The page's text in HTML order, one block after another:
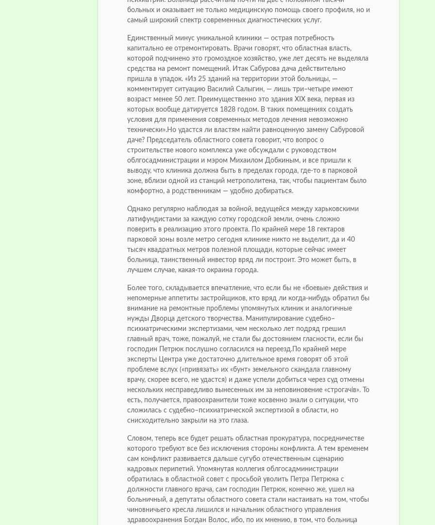
больных и оказывает не только медицинскую помощь своего профиля, но и
самый широкий спектр современных диагностических услуг.
Единственный минус уникальной клиники — острая потребность
капитально ее отремонтировать. Врачи говорят, что областная власть,
которой подчинено это громоздкое хозяйство, уже лет десять не выделяла
средства на ремонт помещений. Итак Сабурова дача действительно
пришла в упадок. «Из 25 зданий на территории этой больницы, —
комментирует ситуацию Василий Салыгин, — лишь три–четыре имеют
возраст менее 50 лет. Преимущественно это здания XIX века, первая из
которых вообще датируется 1828 годом. В таких помещениях создать
условия для применения современных методов лечения невозможно
технически».Но удастся ли властям найти равноценную замену Сабуровой
даче? Председатель областного совета говорит, что вопрос о
строительстве нового комплекса уже обсуждали с руководством
облгосадминистрации и мэром Михаилом Добкиным, и все пришли к
выводу, что клиника должна быть в пределах города, где-то в парковой
зоне, вблизи одной из станций метрополитена, так, чтобы пациентам было
комфортно, а родственникам — удобно добираться.
Однако регулярно наблюдая за войной, ведущейся между харьковскими
латифундистами за каждую сотку городской земли, очень сложно
поверить в реализацию этого проекта. По крайней мере 18 гектаров
парковой зоны возле метро сегодня клинике никто не выделит, да и 40
тысяч квадратных метров полезной площади, которые сейчас имеет
больница, таинственный инвестор вряд ли построит. Это может быть, в
лучшем случае, какая-то окраина города.
Более того, складывается впечатление, что если бы не «боевые» действия и
непомерные аппетиты застройщиков, кто вряд ли когда-нибудь обратил бы
внимание на ремонтные проблемы упомянутых клиник и аналогичные
нужды Дворца детского творчества. Манипулирование судебно–
психиатрическими экспертизами, чем несколько лет подряд грешил
главный врач, тоже, пожалуй, не стали бы достоянием гласности, если бы
господин Петрюк послушно согласился на переезд.По крайней мере
эксперты Центра уже достаточно длительное время говорят об этой
проблеме вслух («привязать» их «бунт» земельного скандала главному
врачу, скорее всего, не удастся) и даже успели добиться через суд отмены
нескольких несправедливо вынесенных им за неповиновение «строгачів». То
есть, получается, правоохранители тоже косвенно знали о ситуации, что
сложилась с судебно–психиатрической экспертизой в области, но
снисходительно закрыли на это глаза.
Словом, теперь все будет решать областная прокуратура, посредничестве
которого требуют все без исключения стороны конфликта. А тем временем
сам конфликт развивается дальше сугубо отечественным сценарию
кадровых перипетий. Упомянутая коллегия облгосадминистрации
обратилась в областной совет с просьбой уволить Петра Петрюка с
должности главного врача, сам господин Петрюк, конечно же, ушел на
больничный, а депутаты областного совета стали настаивать на том, чтобы
чиновничьего кресла лишился и начальник областного управления
здравоохранения Богдан Волос, ибо, по их мнению, в том, что больница